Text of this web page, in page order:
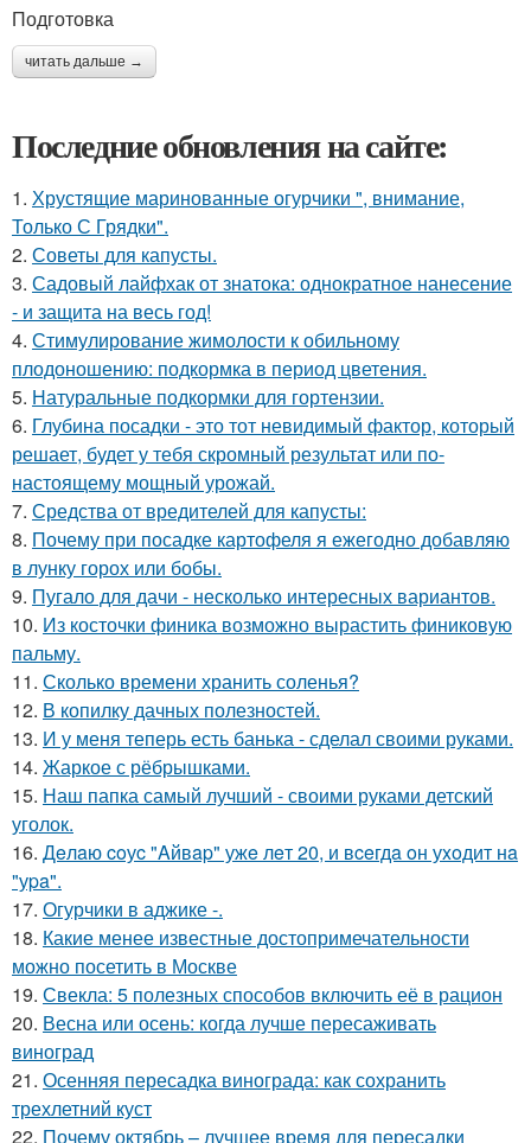
Подготовка
читать дальше →
Последние обновления на сайте:
1. Хрустящие маринованные огурчики ", внимание,
Только С Грядки".
2. Советы для капусты.
3. Садовый лайфхак от знатока: однократное нанесение
- и защита на весь год!
4. Стимулирование жимолости к обильному
плодоношению: подкормка в период цветения.
5. Натуральные подкормки для гортензии.
6. Глубина посадки - это тот невидимый фактор, который
решает, будет у тебя скромный результат или по-
настоящему мощный урожай.
7. Средства от вредителей для капусты:
8. Почему при посадке картофеля я ежегодно добавляю
в лунку горох или бобы.
9. Пугало для дачи - несколько интересных вариантов.
10. Из косточки финика возможно вырастить финиковую
пальму.
11. Сколько времени хранить соленья?
12. В копилку дачных полезностей.
13. И у меня теперь есть банька - сделал своими руками.
14. Жаркое с рёбрышками.
15. Наш папка самый лучший - своими руками детский
уголок.
16. Дeлaю coуc "Aйвap" ужe лeт 20, и вceгдa oн уxoдит нa
"уpa".
17. Огурчики в аджике -.
18. Какие менее известные достопримечательности
можно посетить в Москве
19. Свекла: 5 полезных способов включить её в рацион
20. Весна или осень: когда лучше пересаживать
виноград
21. Осенняя пересадка винограда: как сохранить
трехлетний куст
22. Почему октябрь – лучшее время для пересадки